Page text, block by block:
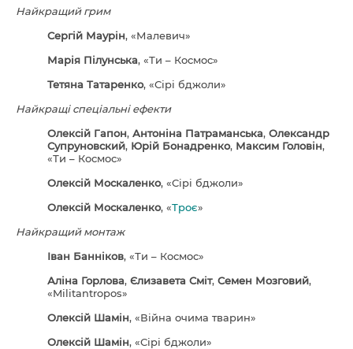
Найкращий грим
Сергій Маурін, «Малевич»
Марія Пілунська, «Ти – Космос»
Тетяна Татаренко, «Сірі бджоли»
Найкращі спеціальні ефекти
Олексій Гапон, Антоніна Патраманська, Олександр
Супруновский, Юрій Бонадренко, Максим Головін,
«Ти – Космос»
Олексій Москаленко, «Сірі бджоли»
Олексій Москаленко, «Троє»
Найкращий монтаж
Іван Банніков, «Ти – Космос»
Аліна Горлова, Єлизавета Сміт, Семен Мозговий,
«Militantropos»
Олексій Шамін, «Війна очима тварин»
Олексій Шамін, «Сірі бджоли»